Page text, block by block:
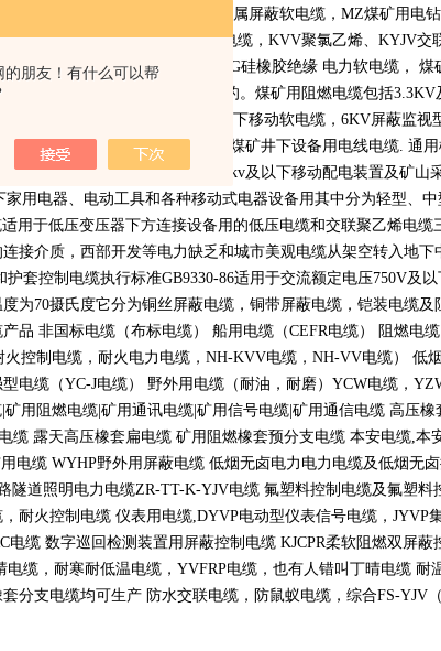
的朋友！有什么可以帮
采煤机金属屏蔽软电缆， MZ煤矿用电
电缆，YJV交联聚乙烯绝缘电力电缆， KVV聚氯乙烯、 KYJV交
联聚乙烯、CVV乙丙胶绝缘、 KGG硅橡胶绝缘 电力软电缆， 煤
本标准是国家煤炭工业局发布的。煤矿用阻燃电缆包括3.3KV
及以下移动软电缆， 6KV屏蔽监视
软电缆等多种型号规格的适用于煤矿井下设备用电线电缆. 通
橡套软电缆用途：交流额定电压 6kv及以下移动配电装置及矿山
家用电器、电动工具和各种移动式电器设备用其中分为轻型、
适用于低压变压器下方连接设备用的低压电缆和交联聚乙烯电缆
接介质，西部开发等电力缺乏和城市美观电缆从架空转入地下
护套控制电缆执行标准GB9330-86适用于交流额定电压750V及
为70摄氏度它分为铜丝屏蔽电缆，铜带屏蔽电缆，铠装电缆
品 非国标电缆（布标电缆） 船用电缆（CEFR电缆） 阻燃电
控制电缆，耐火电力电缆， NH-KVV电缆， NH-VV电缆） 低
电缆（YC-J电缆） 野外用电缆（耐油，耐磨） YCW电缆，
矿用阻燃电缆 矿用通讯电缆 矿用信号电缆 矿用通信电缆 高压橡
缆 露天高压橡套扁电缆 矿用阻燃橡套预分支电缆 本安电缆,本
电缆 WYHP野外用屏蔽电缆 低烟无卤电力电力电缆及低烟无
隧道照明电力电缆ZR-TT-K-YJV电缆 氟塑料控制电缆及氟塑料
耐火控制电缆 仪表用电缆,DYVP电动型仪表信号电缆， JYVP
电缆 数字巡回检测装置用屏蔽控制电缆 KJCPR柔软阻燃双屏蔽
缆，耐寒耐低温电缆， YVFRP电缆，也有人错叫丁晴电缆 耐
分支电缆均可生产 防水交联电缆，防鼠蚁电缆，综合FS-YJV （